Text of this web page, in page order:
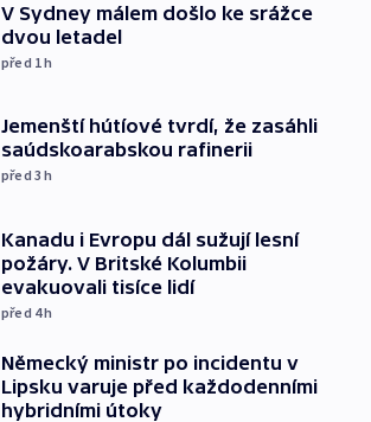
V Sydney málem došlo ke srážce
dvou letadel
před 1h
Jemenští hútíové tvrdí, že zasáhli
saúdskoarabskou rafinerii
před 3h
Kanadu i Evropu dál sužují lesní
požáry. V Britské Kolumbii
evakuovali tisíce lidí
před 4h
Německý ministr po incidentu v
Lipsku varuje před každodenními
hybridními útoky